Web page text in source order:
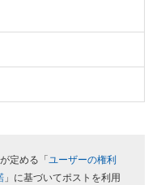
定める「 ユーザーの権利
」に基づいてポストを利用